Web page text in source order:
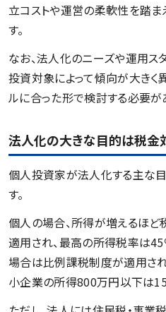
立コストや運営の柔軟性を踏
す。
なお、法人化のニーズや運用ス
投資対象によって傾向が大きく
ルに合った形で検討する必要が
法人化の大きな目的は税金
個人投資家が法人化する主な目
す。
個人の場合、所得が増えるほ
適用され、最高の所得税率は45
場合は比例課税制度が適用さ
小企業の所得800万円以下は15